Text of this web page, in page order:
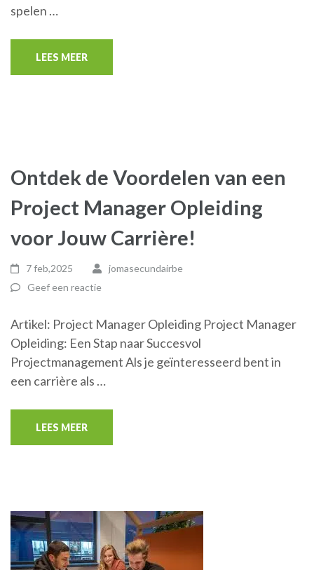
spelen …
LEES MEER
Ontdek de Voordelen van een
Project Manager Opleiding
voor Jouw Carrière!
7 feb,2025
jomasecundairbe
Geef een reactie
Artikel: Project Manager Opleiding Project Manager
Opleiding: Een Stap naar Succesvol
Projectmanagement Als je geïnteresseerd bent in
een carrière als …
LEES MEER